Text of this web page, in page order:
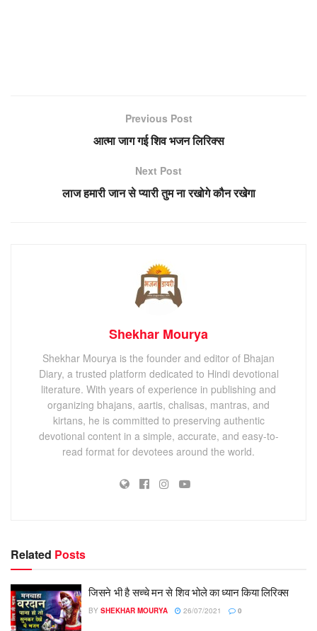
Previous Post
आत्मा जाग गई शिव भजन लिरिक्स
Next Post
लाज हमारी जान से प्यारी तुम ना रखोगे कौन रखेगा
Shekhar Mourya
Shekhar Mourya is the founder and editor of Bhajan
Diary, a trusted platform dedicated to Hindi devotional
literature. With years of experience in publishing and
organizing bhajans, aartis, chalisas, mantras, and
kirtans, he is committed to preserving authentic
devotional content in a simple, accurate, and easy-to-
read format for devotees around the world.
Related Posts
जिसने भी है सच्चे मन से शिव भोले का ध्यान किया लिरिक्स
BY SHEKHAR MOURYA 26/07/2021 0